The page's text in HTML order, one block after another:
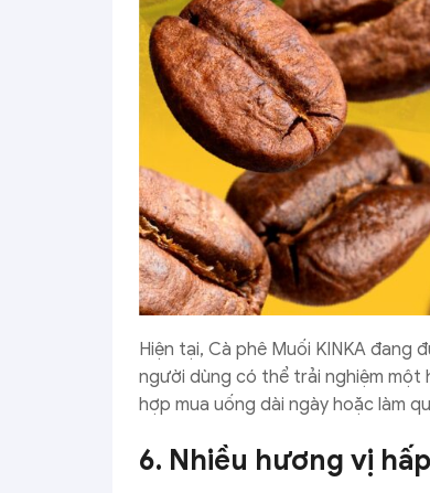
Hiện tại, Cà phê Muối KINKA đang
người dùng có thể trải nghiệm một
hợp mua uống dài ngày hoặc làm
6. Nhiều hương vị